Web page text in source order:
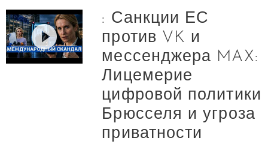
: Санкции ЕС
против VK и
мессенджера MAX:
Лицемерие
цифровой политики
Брюсселя и угроза
приватности